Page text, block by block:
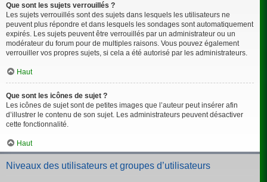
Que sont les sujets verrouillés ?
Les sujets verrouillés sont des sujets dans lesquels les utilisateurs ne
peuvent plus répondre et dans lesquels les sondages sont automatiquement
expirés. Les sujets peuvent être verrouillés par un administrateur ou un
modérateur du forum pour de multiples raisons. Vous pouvez également
verrouiller vos propres sujets, si cela a été autorisé par les administrateurs.
Haut
Que sont les icônes de sujet ?
Les icônes de sujet sont de petites images que l’auteur peut insérer afin
d’illustrer le contenu de son sujet. Les administrateurs peuvent désactiver
cette fonctionnalité.
Haut
Niveaux des utilisateurs et groupes d’utilisateurs